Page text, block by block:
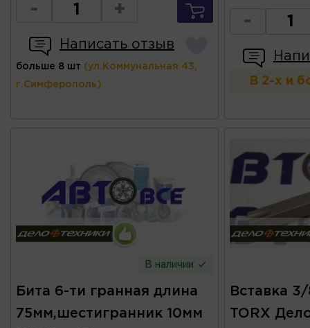
- +
Написать отзыв
больше 8 шт (ул.Коммунальная 43,
г.Симферополь)
-
В 2-х и
В наличии
Бита 6-ти гранная длина
75мм,шестигранник 10мм
Вставка
TORX